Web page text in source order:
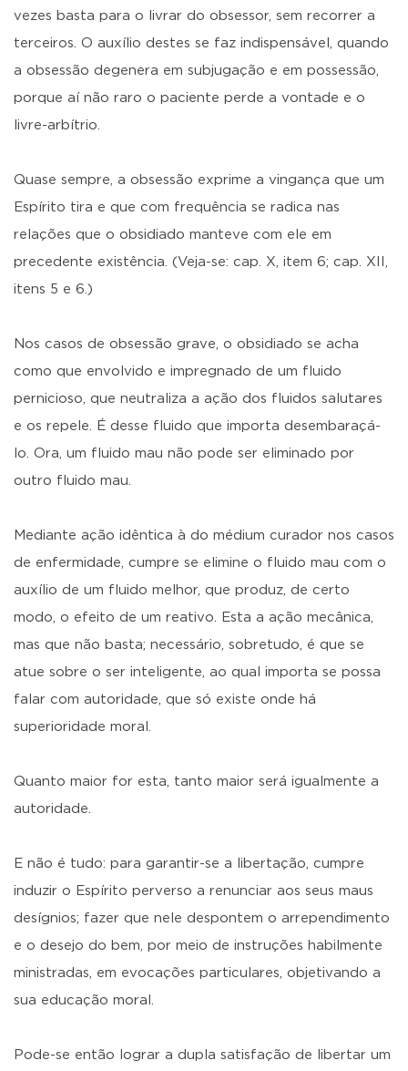
vezes basta para o livrar do obsessor, sem recorrer a
terceiros. O auxílio destes se faz indispensável, quando
a obsessão degenera em subjugação e em possessão,
porque aí não raro o paciente perde a vontade e o
livre-arbítrio.
Quase sempre, a obsessão exprime a vingança que um
Espírito tira e que com frequência se radica nas
relações que o obsidiado manteve com ele em
precedente existência. (Veja-se: cap. X, item 6; cap. XII,
itens 5 e 6.)
Nos casos de obsessão grave, o obsidiado se acha
como que envolvido e impregnado de um fluido
pernicioso, que neutraliza a ação dos fluidos salutares
e os repele. É desse fluido que importa desembaraçá-
lo. Ora, um fluido mau não pode ser eliminado por
outro fluido mau.
Mediante ação idêntica à do médium curador nos casos
de enfermidade, cumpre se elimine o fluido mau com o
auxílio de um fluido melhor, que produz, de certo
modo, o efeito de um reativo. Esta a ação mecânica,
mas que não basta; necessário, sobretudo, é que se
atue sobre o ser inteligente, ao qual importa se possa
falar com autoridade, que só existe onde há
superioridade moral.
Quanto maior for esta, tanto maior será igualmente a
autoridade.
E não é tudo: para garantir-se a libertação, cumpre
induzir o Espírito perverso a renunciar aos seus maus
desígnios; fazer que nele despontem o arrependimento
e o desejo do bem, por meio de instruções habilmente
ministradas, em evocações particulares, objetivando a
sua educação moral.
Pode-se então lograr a dupla satisfação de libertar um